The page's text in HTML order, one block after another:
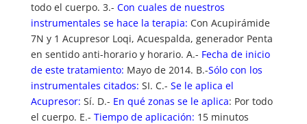
todo el cuerpo. 3.- Con cuales de nuestros
instrumentales se hace la terapia: Con Acupirámide
7N y 1 Acupresor Loqi, Acuespalda, generador Penta
en sentido anti-horario y horario. A.- Fecha de inicio
de este tratamiento: Mayo de 2014. B.-Sólo con los
instrumentales citados: SI. C.- Se le aplica el
Acupresor: Sí. D.- En qué zonas se le aplica: Por todo
el cuerpo. E.- Tiempo de aplicación: 15 minutos